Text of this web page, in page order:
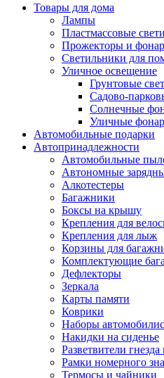
Товары для дома
Лампы
Пластмассовые
Прожекторы и
Светильники для
Уличное освещение
Грунтовые
Садово-
Солнечные
Уличные
Автомобильные подарки
Автопринадлежности
Автомобильные
Автономные
Алкотестеры
Багажники
Боксы на крышу
Крепления для
Крепления для лыж
Корзины для
Комплектующие
Дефлекторы
Зеркала
Карты памяти
Коврики
Наборы
Накидки на сиденье
Разветвители
Рамки номерного
Термосы и чайники